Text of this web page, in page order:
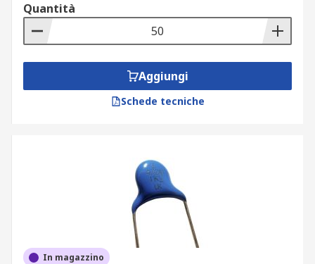
Quantità
Aggiungi
Schede tecniche
In magazzino